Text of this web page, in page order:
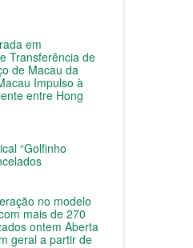
em
Transferência de
de Macau da
Impulso à
entre Hong
“Golfinho
no modelo
mais de 270
ontem Aberta
geral a partir de